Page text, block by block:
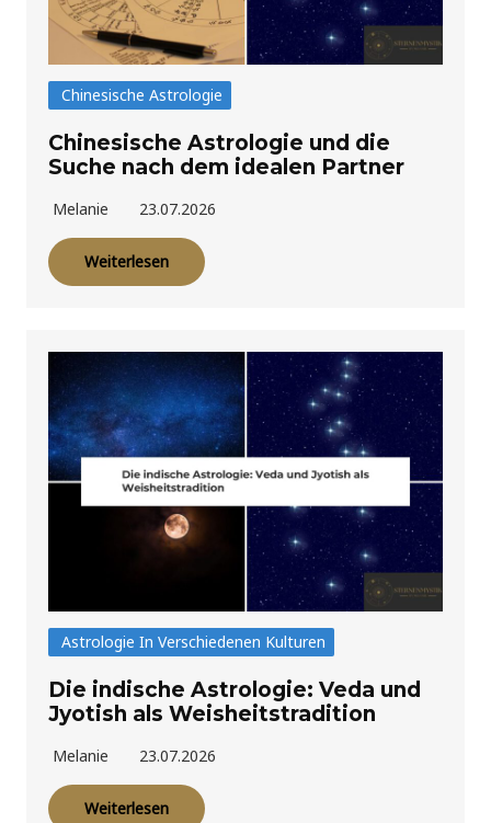
Chinesische Astrologie
Chinesische Astrologie und die
Suche nach dem idealen Partner
Melanie 23.07.2026
Weiterlesen
Astrologie In Verschiedenen Kulturen
Die indische Astrologie: Veda und
Jyotish als Weisheitstradition
Melanie 23.07.2026
Weiterlesen